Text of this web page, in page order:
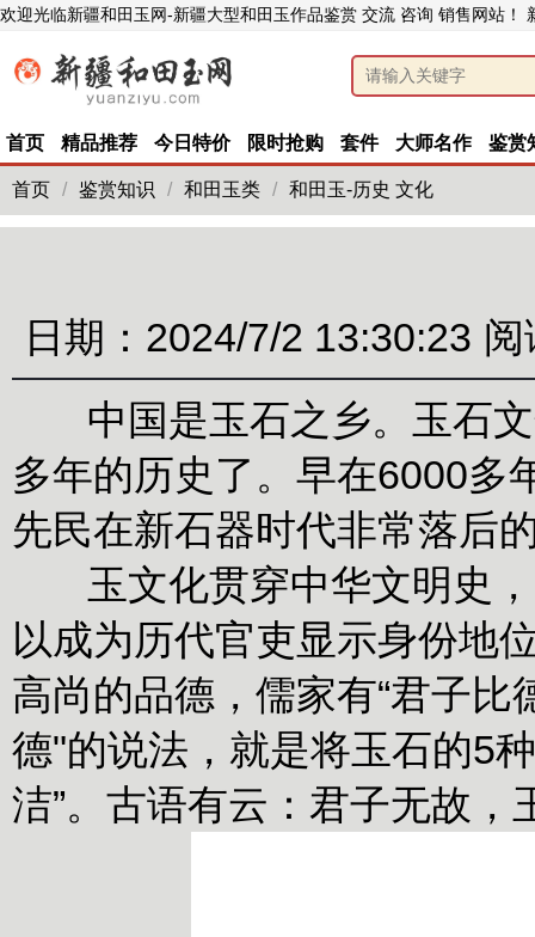
欢迎光临新疆和田玉网-新疆大型和田玉作品鉴赏 交流 咨询 销售网站！
首页 精品推荐 今日特价 限时抢购 套件 大师名作 鉴赏
首页 / 鉴赏知识 / 和田玉类 / 和田玉-历史 文化
日期：2024/7/2 13:30:23
中国是玉石之乡。玉石文
多年的历史了。早在6000多
先民在新石器时代非常落后
玉文化贯穿中华文明史，
以成为历代官吏显示身份地
高尚的品德，儒家有“君子比
德"的说法，就是将玉石的5
洁”。古语有云：君子无故，